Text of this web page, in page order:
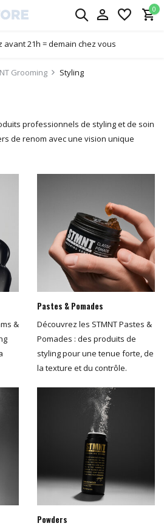
0
avant 21h = demain chez vous
Grooming Styling
professionnels de styling et de soin
de renom avec une vision unique
&
Pastes & Pomades
Découvrez les STMNT Pastes &
Pomades : des produits de
styling pour une tenue forte, de
la texture et du contrôle.
Powders